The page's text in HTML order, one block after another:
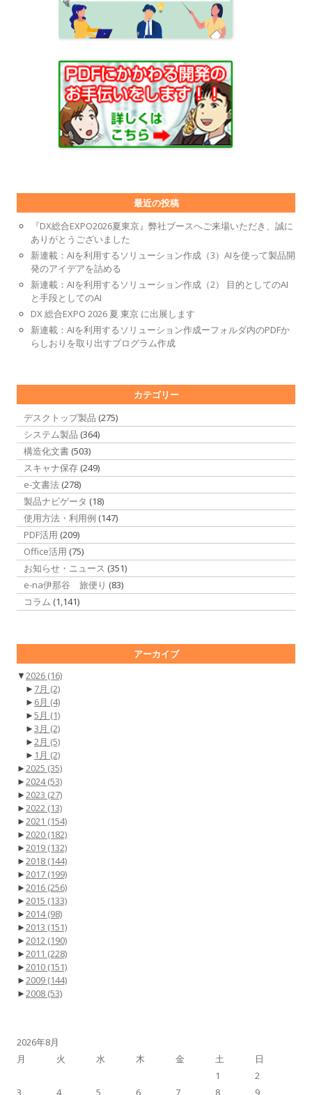
最近の投稿
『DX総合EXPO2026夏東京』弊社ブースへご来場いただき、誠に
ありがとうございました
新連載：AIを利用するソリューション作成（3）AIを使って製品開
発のアイデアを詰める
新連載：AIを利用するソリューション作成（2） 目的としてのAI
と手段としてのAI
DX 総合EXPO 2026 夏 東京 に出展します
新連載：AIを利用するソリューション作成ーフォルダ内のPDFか
らしおりを取り出すプログラム作成
カテゴリー
デスクトップ製品 (275)
システム製品 (364)
構造化文書 (503)
スキャナ保存 (249)
e-文書法 (278)
製品ナビゲータ (18)
使用方法・利用例 (147)
PDF活用 (209)
Office活用 (75)
お知らせ・ニュース (351)
e-na伊那谷 旅便り (83)
コラム (1,141)
アーカイブ
▼2026 (16)
► 7月 (2)
► 6月 (4)
►5月 (1)
►3月 (2)
►2月 (5)
► 1月 (2)
►2025 (35)
►2024(53)
►2023 (27)
►2022 (13)
►2021 (154)
►2020 (182)
►2019 (132)
►2018 (144)
►2017 (199)
►2016 (256)
►2015 (133)
►2014(98)
►2013 (151)
►2012 (190)
►2011 (228)
►2010 (151)
►2009 (144)
►2008 (53)
2026年8月
月
火 水 木 金 土
日
1
2
3
4 5 6 7 8 9